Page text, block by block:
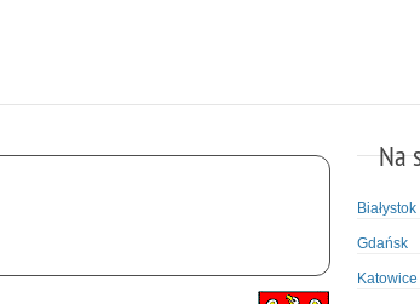
Na
Białystok
Gdańsk
Katowice